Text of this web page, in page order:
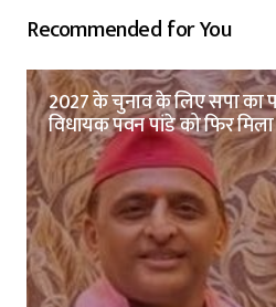
Recommended for You
2027 के चुनाव के लिए सपा का
विधायक पवन पांडे को फिर